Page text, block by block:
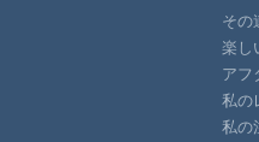
その
楽し
アフ
私の
私の